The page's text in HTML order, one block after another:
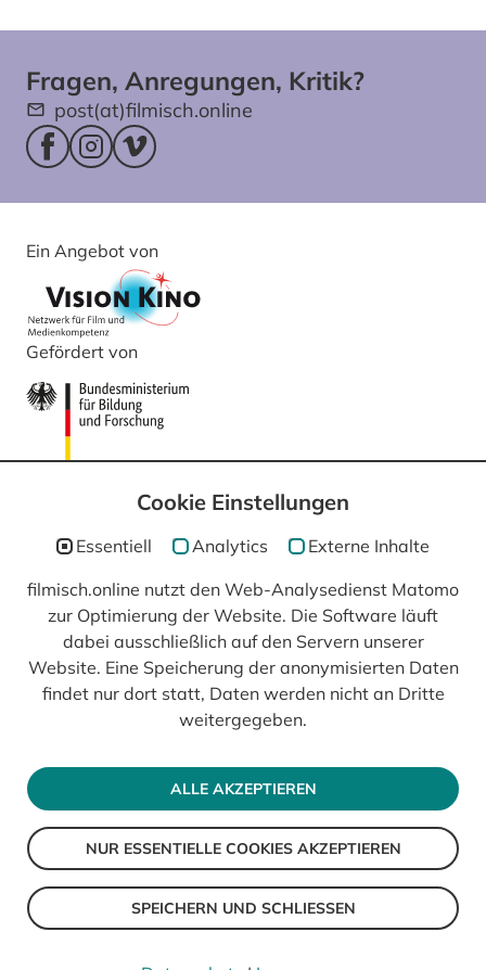
Fragen, Anregungen, Kritik?
post(at)filmisch.online
Facebookseite (öffnet im neuen Fenster)
Instagram (öffnet im neuen Fenster)
Vimeo (öffnet im neuen Fenster)
Ein Angebot von
Gefördert von
In Kooperation mit
© 2026 filmisch
Impressum
Datenschutz
Cookie Einstellungen
Essentiell Analytics Externe Inhalte
filmisch.online nutzt den Web-Analysedienst Matomo
zur Optimierung der Website. Die Software läuft
dabei ausschließlich auf den Servern unserer
Website. Eine Speicherung der anonymisierten Daten
findet nur dort statt, Daten werden nicht an Dritte
weitergegeben.
ALLE AKZEPTIEREN
NUR ESSENTIELLE COOKIES AKZEPTIEREN
SPEICHERN UND SCHLIESSEN